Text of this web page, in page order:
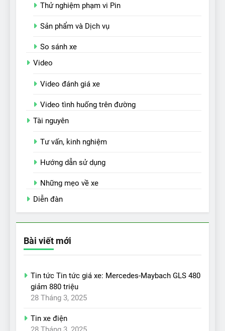
Thử nghiệm phạm vi Pin
Sản phẩm và Dịch vụ
So sánh xe
Video
Video đánh giá xe
Video tình huống trên đường
Tài nguyên
Tư vấn, kinh nghiệm
Hướng dẫn sử dụng
Những mẹo về xe
Diễn đàn
Bài viết mới
Tin tức Tin tức giá xe: Mercedes-Maybach GLS 480
giảm 880 triệu
28 Tháng 3, 2025
Tin xe điện